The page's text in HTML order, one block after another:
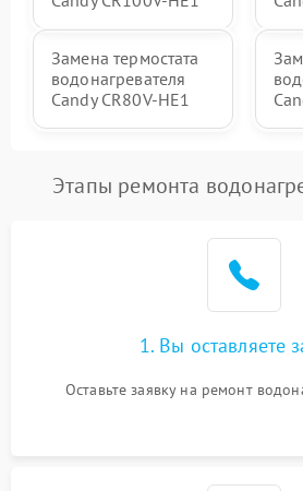
Замена термостата
водонагревателя
Candy CR80V-HE1
Этапы ремонта
1. Вы оставляете
Оставьте заявку на ремонт